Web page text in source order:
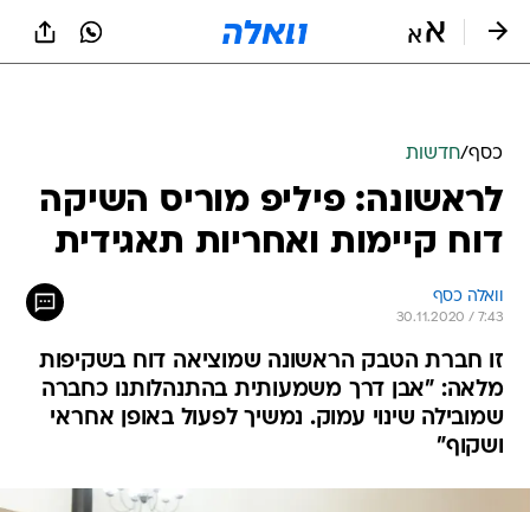
כסף/חדשות
לראשונה: פיליפ מוריס השיקה
דוח קיימות ואחריות תאגידית
וואלה כסף
30.11.2020 / 7:43
זו חברת הטבק הראשונה שמוציאה דוח בשקיפות
מלאה: "אבן דרך משמעותית בהתנהלותנו כחברה
שמובילה שינוי עמוק. נמשיך לפעול באופן אחראי
ושקוף"